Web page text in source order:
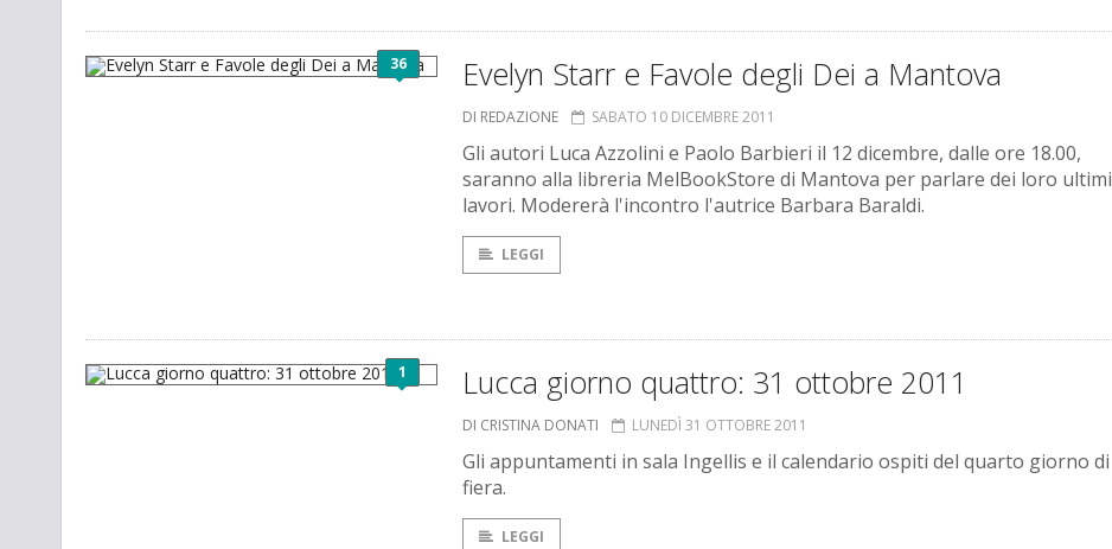
36 Evelyn Starr e Favole degli Dei a Mantova
DI REDAZIONE SABATO 10 DICEMBRE 2011
Gli autori Luca Azzolini e Paolo Barbieri il 12 dicembre, dalle ore 18.00,
saranno alla libreria MelBookStore di Mantova per parlare dei loro ultimi
lavori. Modererà l'incontro l'autrice Barbara Baraldi.
LEGGI
1 Lucca giorno quattro: 31 ottobre 2011
DI CRISTINA DONATI LUNEDÌ 31 OTTOBRE 2011
Gli appuntamenti in sala Ingellis e il calendario ospiti del quarto giorno di
fiera.
LEGGI